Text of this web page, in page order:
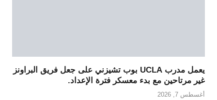
يعمل مدرب UCLA بوب تشيزني على جعل فريق البراونز
غير مرتاحين مع بدء معسكر فترة الإعداد.
أغسطس 7, 2026